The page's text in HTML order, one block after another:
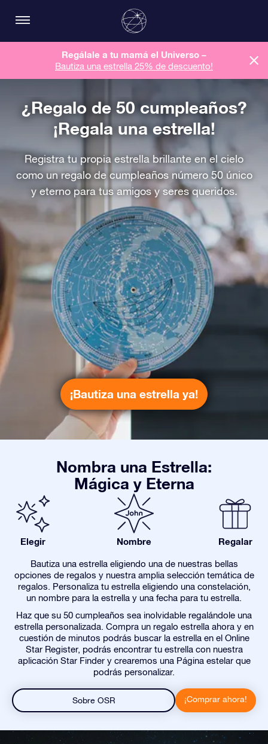
Regálale a tu mamá el Universo –
Bautiza una estrella 25% de descuento!
¿Regalo de 50 cumpleaños?
¡Regala una estrella!
Registra tu propia estrella brillante en el cielo
como un regalo de cumpleaños número 50 único
y eterno para tus amigos y seres queridos.
¡Bautiza una estrella ya!
Nombra una Estrella:
Mágica y Eterna
Elegir Nombre Regalar
Bautiza una estrella eligiendo una de nuestras bellas
opciones de regalos y nuestra amplia selección temática de
regalos. Personaliza tu estrella eligiendo una constelación,
un nombre para la estrella y una fecha para tu estrella.
Haz que su 50 cumpleaños sea inolvidable regalándole una
estrella personalizada. Compra un regalo estrella ahora y en
cuestión de minutos podrás buscar la estrella en el Online
Star Register, podrás encontrar tu estrella con nuestra
aplicación Star Finder y crearemos una Página estelar que
podrás personalizar.
Sobre OSR ¡Comprar ahora!